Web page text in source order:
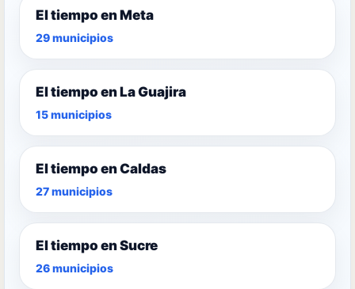
El tiempo en Meta
29 municipios
El tiempo en La Guajira
15 municipios
El tiempo en Caldas
27 municipios
El tiempo en Sucre
26 municipios